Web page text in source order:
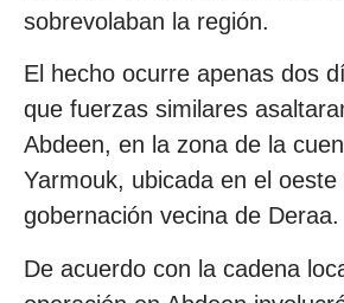
sobrevolaban la región.
El hecho ocurre apenas dos
que fuerzas similares
Abdeen, en la zona de la
Yarmouk, ubicada en el oeste
gobernación vecina de Deraa.
De acuerdo con la cadena